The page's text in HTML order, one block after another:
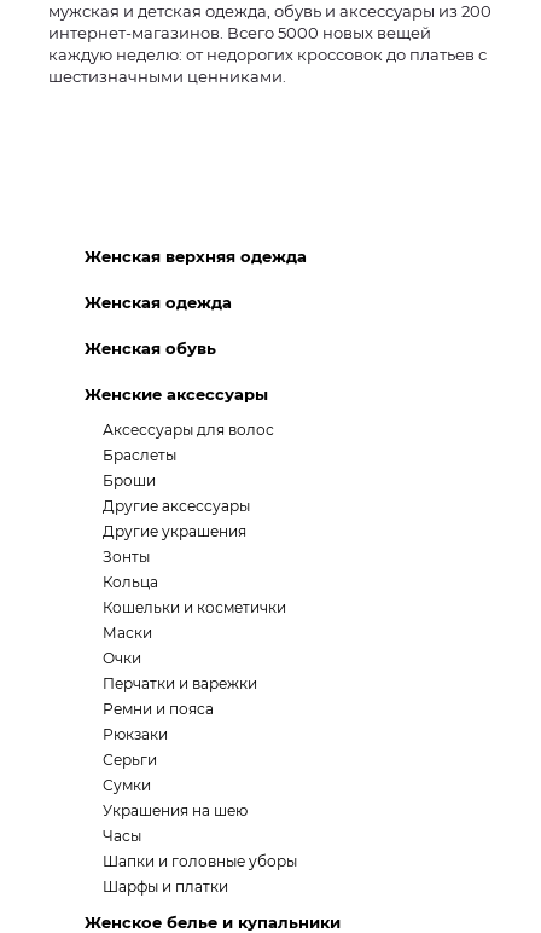
мужская и детская одежда, обувь и аксессуары из 200
интернет-магазинов. Всего 5000 новых вещей
каждую неделю: от недорогих кроссовок до платьев с
шестизначными ценниками.
Женская верхняя одежда
Женская одежда
Женская обувь
Женские аксессуары
Аксессуары для волос
Браслеты
Броши
Другие аксессуары
Другие украшения
Зонты
Кольца
Кошельки и косметички
Маски
Очки
Перчатки и варежки
Ремни и пояса
Рюкзаки
Серьги
Сумки
Украшения на шею
Часы
Шапки и головные уборы
Шарфы и платки
Женское белье и купальники